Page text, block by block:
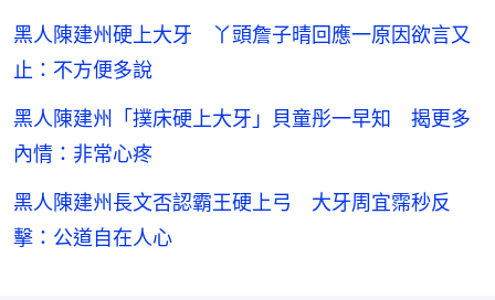
黑人陳建州硬上大牙 丫頭詹子晴回應一原因欲言又
止：不方便多說
黑人陳建州「撲床硬上大牙」貝童彤一早知 揭更多
內情：非常心疼
黑人陳建州長文否認霸王硬上弓 大牙周宜霈秒反
擊：公道自在人心